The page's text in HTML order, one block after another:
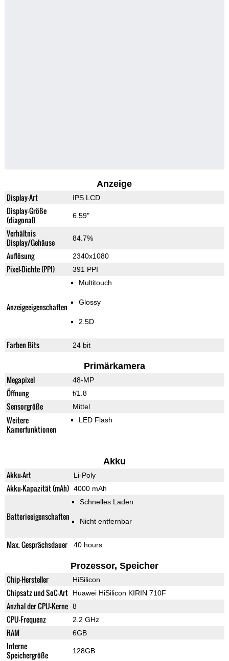
Anzeige
Display-Art IPS LCD
Display-Größe
(diagonal)
6.59"
Verhältnis
Display/Gehäuse
84.7%
Auflösung 2340x1080
Pixel-Dichte (PPI) 391 PPI
Anzeigeeigenschaften
Multitouch
Glossy
2.5D
Farben Bits 24 bit
Primärkamera
Megapixel 48-MP
Öffnung f/1.8
Sensorgröße Mittel
Weitere
Kamerfunktionen
LED Flash
Akku
Akku-Art Li-Poly
Akku-Kapazität (mAh) 4000 mAh
Batterieeigenschaften
Schnelles Laden
Nicht entfernbar
Max. Gesprächsdauer 40 hours
Prozessor, Speicher
Chip-Hersteller HiSilicon
Chipsatz und SoC-Art Huawei HiSilicon KIRIN 710F
Anzhal der CPU-Kerne 8
CPU-Frequenz 2.2 GHz
RAM 6GB
Interne
Speichergröße
128GB